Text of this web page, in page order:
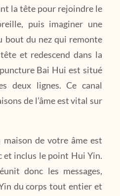
la tête pour rejoindre le
puis imaginer une
bout du nez qui remonte
et redescend dans la
Bai Hui est situé
deux lignes. Ce canal
de l’âme est vital sur
maison de votre âme est
et inclus le point Hui Yin.
donc les messages,
du corps tout entier et